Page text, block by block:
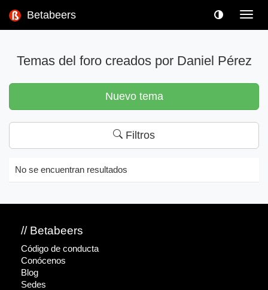
Betabeers
Temas del foro creados por Daniel Pérez
Nuevo tema
Filtros
No se encuentran resultados
// Betabeers
Código de conducta
Conócenos
Blog
Sedes